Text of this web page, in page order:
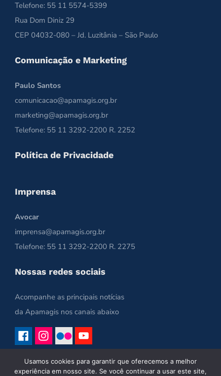
Telefone: 55 11 5574-5399
Rua Dom Diniz 29
CEP 04032-080 – Jd. Luzitânia – São Paulo
Comunicação e Marketing
Paulo Santos
comunicacao@apamagis.org.br
marketing@apamagis.org.br
Telefone: 55 11 3292-2200 R. 2252
Política de Privacidade
Imprensa
Avocar
imprensa@apamagis.org.br
Telefone: 55 11 3292-2200 R. 2275
Nossas redes sociais
Acompanhe as principais notícias
da Apamagis nos canais abaixo
Usamos cookies para garantir que oferecemos a melhor
experiência em nosso site. Se você continuar a usar este site,